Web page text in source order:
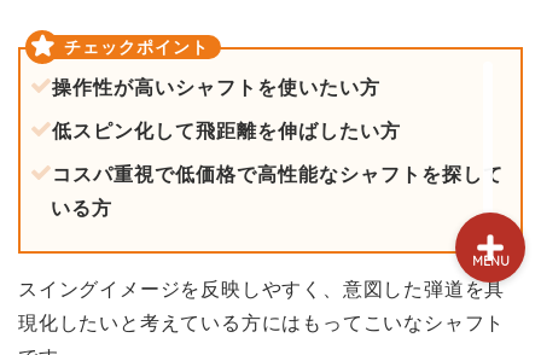
操作性が高いシャフトを使いたい方
低スピン化して飛距離を伸ばしたい方
コスパ重視で低価格で高性能なシャフトを探して
いる方
スイングイメージを反映しやすく、意図した弾道を具
現化したいと考えている方にはもってこいなシャフト
MENU
ゴルフショップ